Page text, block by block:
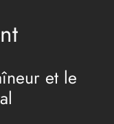
et le